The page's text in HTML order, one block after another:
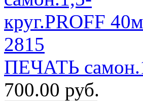
ПЕЧАТЬ
700.00 руб.